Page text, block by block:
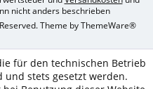
nicht anders beschrieben
Theme byThemeWare®
für den technischen Betrieb
stets gesetzt werden.